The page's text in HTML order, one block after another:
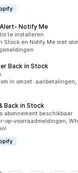
Notify Me
totaal
te installeren
Stock en Notify Me met
Back in Stock
in omzet:
Back in Stock
abonnement beschikbaar
op-voorraadmeldingen,